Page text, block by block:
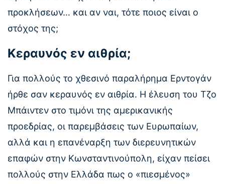
προκλήσεων… και αν ναι, τότε ποιος είναι ο
στόχος της;
Κεραυνός εν αιθρία;
Για πολλούς το χθεσινό παραλήρημα Ερντογάν
ήρθε σαν κεραυνός εν αιθρία. Η έλευση του Τζο
Μπάιντεν στο τιμόνι της αμερικανικής
προεδρίας, οι παρεμβάσεις των Ευρωπαίων,
αλλά και η επανέναρξη των διερευνητικών
επαφών στην Κωνσταντινούπολη, είχαν πείσει
πολλούς στην Ελλάδα πως ο «πιεσμένος»